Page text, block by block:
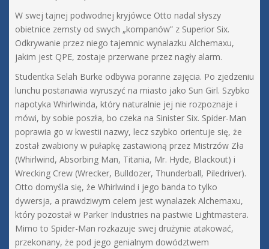
W swej tajnej podwodnej kryjówce Otto nadal słyszy
obietnice zemsty od swych „kompanów” z Superior Six.
Odkrywanie przez niego tajemnic wynalazku Alchemaxu,
jakim jest QPE, zostaje przerwane przez nagły alarm.
Studentka Selah Burke odbywa poranne zajęcia. Po zjedzeniu
lunchu postanawia wyruszyć na miasto jako Sun Girl. Szybko
napotyka Whirlwinda, który naturalnie jej nie rozpoznaje i
mówi, by sobie poszła, bo czeka na Sinister Six. Spider-Man
poprawia go w kwestii nazwy, lecz szybko orientuje się, że
został zwabiony w pułapkę zastawioną przez Mistrzów Zła
(Whirlwind, Absorbing Man, Titania, Mr. Hyde, Blackout) i
Wrecking Crew (Wrecker, Bulldozer, Thunderball, Piledriver).
Otto domyśla się, że Whirlwind i jego banda to tylko
dywersja, a prawdziwym celem jest wynalazek Alchemaxu,
który pozostał w Parker Industries na pastwie Lightmastera.
Mimo to Spider-Man rozkazuje swej drużynie atakować,
przekonany, że pod jego genialnym dowództwem